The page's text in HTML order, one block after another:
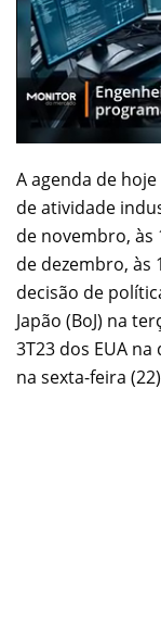
A agenda de
de atividade
de novembro, às
de dezembro, às
decisão de
Japão (BoJ) na
3T23 dos EUA
na sexta-feira